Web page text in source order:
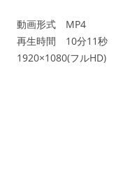
動画形式 MP4
再生時間 10分11秒
1920×1080(フルHD)